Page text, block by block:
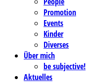
Promotion
Events
Kinder
Diverses
Über mich
be subjective!
Aktuelles